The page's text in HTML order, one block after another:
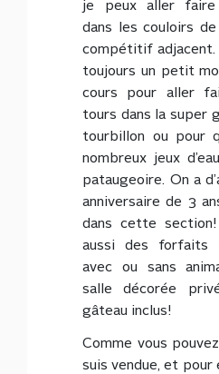
je peux aller faire
dans les couloirs
compétitif
toujours un petit
cours pour aller
tours dans la super
tourbillon ou pour
nombreux jeux
pataugeoire. On a
anniversaire de 3
dans cette
aussi des forfaits
avec ou sans
salle décorée
gâteau inclus!
Comme vous
suis vendue, et pour